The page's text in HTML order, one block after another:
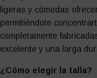
ligeras y cómodas
permitiéndote
completamente
excelente y una larga
¿Cómo elegir la talla?